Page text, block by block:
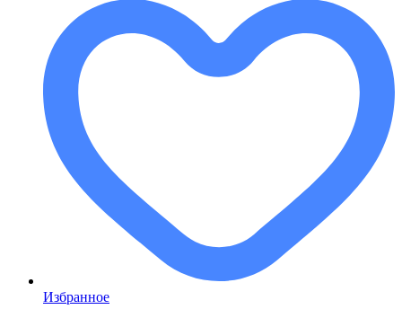
Избранное